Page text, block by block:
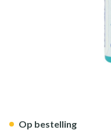
Op bestelling